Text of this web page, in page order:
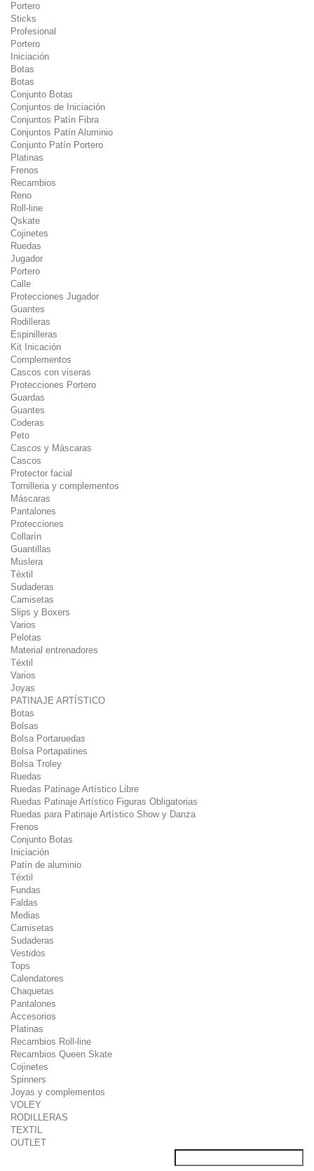
Portero
Sticks
Profesional
Portero
Iniciación
Botas
Botas
Conjunto Botas
Conjuntos de Iniciación
Conjuntos Patín Fibra
Conjuntos Patín Aluminio
Conjunto Patín Portero
Platinas
Frenos
Recambios
Reno
Roll-line
Qskate
Cojinetes
Ruedas
Jugador
Portero
Calle
Protecciones Jugador
Guantes
Rodilleras
Espinilleras
Kit Inicación
Complementos
Cascos con viseras
Protecciones Portero
Guardas
Guantes
Coderas
Peto
Cascos y Máscaras
Cascos
Protector facial
Tornilleria y complementos
Máscaras
Pantalones
Protecciones
Collarín
Guantillas
Muslera
Téxtil
Sudaderas
Camisetas
Slips y Boxers
Varios
Pelotas
Material entrenadores
Téxtil
Varios
Joyas
PATINAJE ARTÍSTICO
Botas
Bolsas
Bolsa Portaruedas
Bolsa Portapatines
Bolsa Troley
Ruedas
Ruedas Patinage Artístico Libre
Ruedas Patinaje Artístico Figuras Obligatorias
Ruedas para Patinaje Artístico Show y Danza
Frenos
Conjunto Botas
Iniciación
Patín de aluminio
Téxtil
Fundas
Faldas
Medias
Camisetas
Sudaderas
Vestidos
Tops
Calendatores
Chaquetas
Pantalones
Accesorios
Platinas
Recambios Roll-line
Recambios Queen Skate
Cojinetes
Spinners
Joyas y complementos
VOLEY
RODILLERAS
TEXTIL
OUTLET